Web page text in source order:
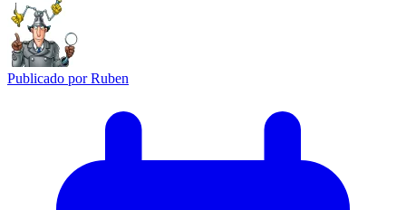
Publicado porRuben